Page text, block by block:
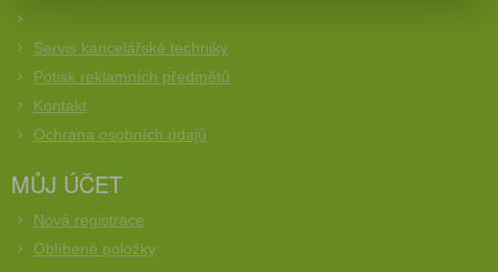
Servis kancelářské techniky
Potisk reklamních předmětů
Kontakt
Ochrana osobních údajů
MŮJ ÚČET
Nová registrace
Oblíbené položky